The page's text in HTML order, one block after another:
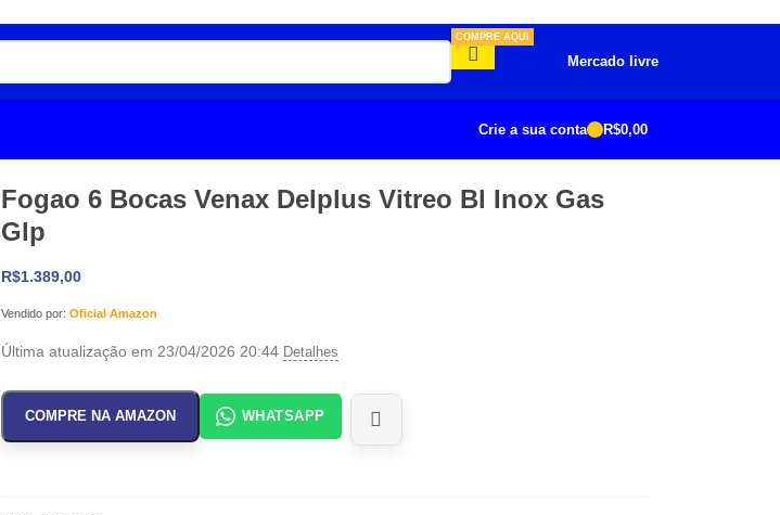
Mercado livre
COMPRE AQUI
Crie a sua conta R$0,00
Fogao 6 Bocas Venax Delplus Vitreo Bl Inox Gas
Glp
R$1.389,00
Vendido por: Oficial Amazon
Última atualização em 23/04/2026 20:44 Detalhes
COMPRE NA AMAZON WHATSAPP